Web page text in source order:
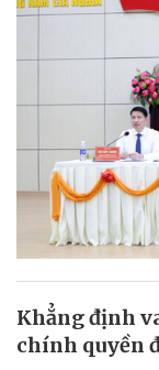
Khẳng định
chính quyền